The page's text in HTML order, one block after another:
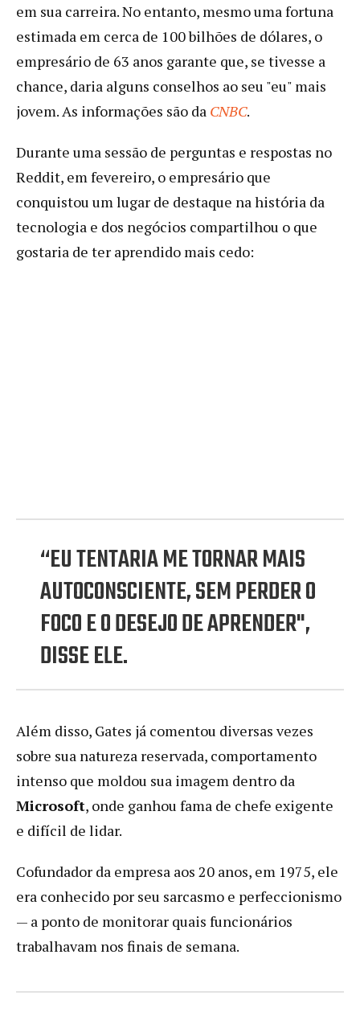
em sua carreira. No entanto, mesmo uma fortuna
estimada em cerca de 100 bilhões de dólares, o
empresário de 63 anos garante que, se tivesse a
chance, daria alguns conselhos ao seu "eu" mais
jovem. As informações são da CNBC.
Durante uma sessão de perguntas e respostas no
Reddit, em fevereiro, o empresário que
conquistou um lugar de destaque na história da
tecnologia e dos negócios compartilhou o que
gostaria de ter aprendido mais cedo:
“EU TENTARIA ME TORNAR MAIS
AUTOCONSCIENTE, SEM PERDER O
FOCO E O DESEJO DE APRENDER",
DISSE ELE.
Além disso, Gates já comentou diversas vezes
sobre sua natureza reservada, comportamento
intenso que moldou sua imagem dentro da
Microsoft, onde ganhou fama de chefe exigente
e difícil de lidar.
Cofundador da empresa aos 20 anos, em 1975, ele
era conhecido por seu sarcasmo e perfeccionismo
— a ponto de monitorar quais funcionários
trabalhavam nos finais de semana.